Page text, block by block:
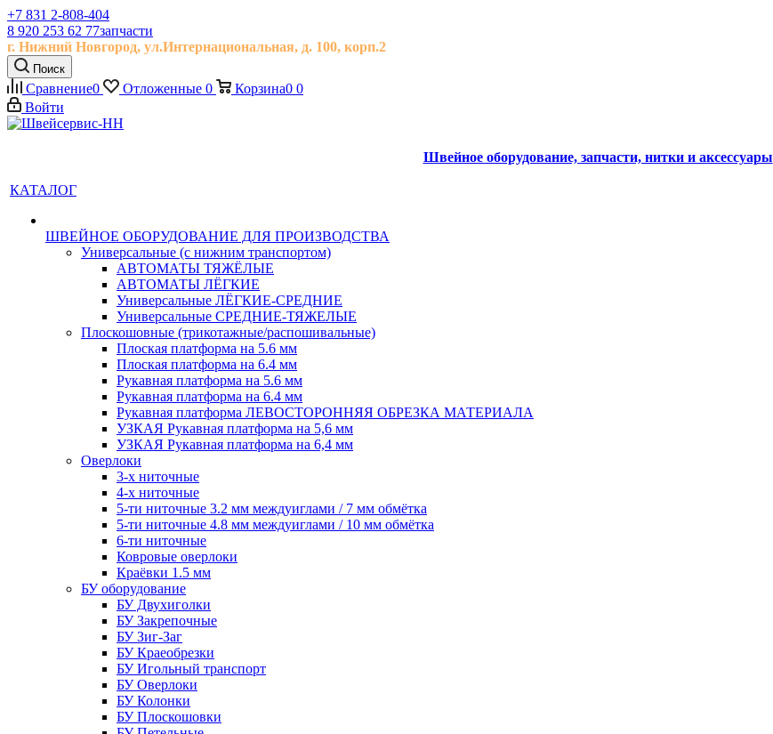
+7 831 2-808-404
8 920 253 62 77запчасти
г. Нижний Новгород, ул.Интернациональная, д. 100, корп.2
Поиск
Сравнение0 Отложенные 0 Корзина0 0
Войти
Швейное оборудование, запчасти, нитки и аксессуары
КАТАЛОГ
ШВЕЙНОЕ ОБОРУДОВАНИЕ ДЛЯ ПРОИЗВОДСТВА
Универсальные (с нижним транспортом)
АВТОМАТЫ ТЯЖЁЛЫЕ
АВТОМАТЫ ЛЁГКИЕ
Универсальные ЛЁГКИЕ-СРЕДНИЕ
Универсальные СРЕДНИЕ-ТЯЖЕЛЫЕ
Плоскошовные (трикотажные/распошивальные)
Плоская платформа на 5.6 мм
Плоская платформа на 6.4 мм
Рукавная платформа на 5.6 мм
Рукавная платформа на 6.4 мм
Рукавная платформа ЛЕВОСТОРОННЯЯ ОБРЕЗКА МАТЕРИАЛА
УЗКАЯ Рукавная платформа на 5,6 мм
УЗКАЯ Рукавная платформа на 6,4 мм
Оверлоки
3-х ниточные
4-х ниточные
5-ти ниточные 3.2 мм междуиглами / 7 мм обмётка
5-ти ниточные 4.8 мм междуиглами / 10 мм обмётка
6-ти ниточные
Ковровые оверлоки
Краёвки 1.5 мм
БУ оборудование
БУ Двухиголки
БУ Закрепочные
БУ Зиг-Заг
БУ Краеобрезки
БУ Игольный транспорт
БУ Оверлоки
БУ Колонки
БУ Плоскошовки